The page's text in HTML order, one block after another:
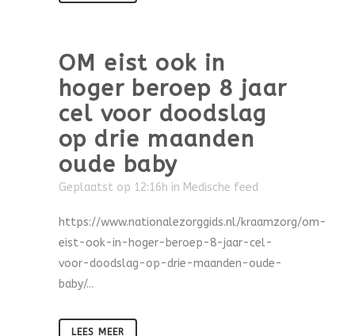
OM eist ook in
hoger beroep 8 jaar
cel voor doodslag
op drie maanden
oude baby
Geplaatst op 12:16h in Medische feed
https://www.nationalezorggids.nl/kraamzorg/om-
eist-ook-in-hoger-beroep-8-jaar-cel-
voor-doodslag-op-drie-maanden-oude-
baby/...
LEES MEER